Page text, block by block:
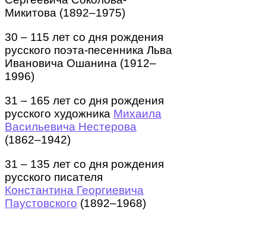
Микитова (1892–1975)
30 – 115 лет со дня рождения
русского поэта-песенника Льва
Ивановича Ошанина (1912–
1996)
31 – 165 лет со дня рождения
русского художника Михаила
Васильевича Нестерова
(1862–1942)
31 – 135 лет со дня рождения
русского писателя
Константина Георгиевича
Паустовского (1892–1968)